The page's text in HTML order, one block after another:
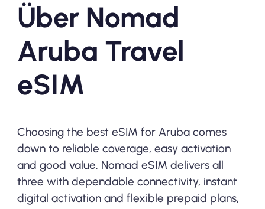
Über Nomad
Aruba Travel
eSIM
Choosing the best eSIM for Aruba comes
down to reliable coverage, easy activation
and good value. Nomad eSIM delivers all
three with dependable connectivity, instant
digital activation and flexible prepaid plans,